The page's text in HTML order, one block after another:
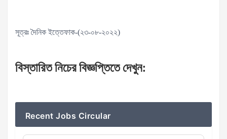
সূত্রঃ দৈনিক ইত্তেফাক-(২৩-০৮-২০২২)
বিস্তারিতনিচেরবিজ্ঞপ্তিতে দেখুন:
Recent Jobs Circular